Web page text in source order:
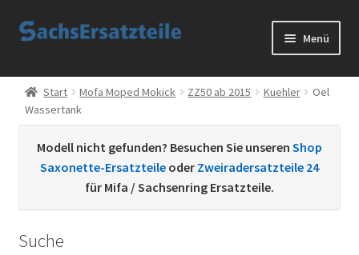
Zur
Zum
Menü
Start
AGB
Datenschutzerklärung
Kontakt
Start Mofa Moped Mokick ZZ50 ab 2015 Kuehler
Oel
Wassertank
Modell nicht gefunden? Besuchen Sie unseren Shop
Saxonette-Ersatzteile oder Zweiradersatzteile 24
für Mifa / Sachsenring Ersatzteile.
Suche